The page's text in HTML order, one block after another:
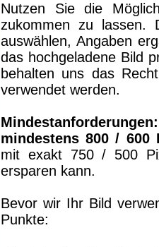
Nutzen Sie die
zukommen zu lassen.
auswählen, Angaben
das hochgeladene Bild
behalten uns das
verwendet werden.
Mindestanforderungen:
mindestens 800 / 600
mit exakt 750 / 500
ersparen kann.
Bevor wir Ihr Bild
Punkte: